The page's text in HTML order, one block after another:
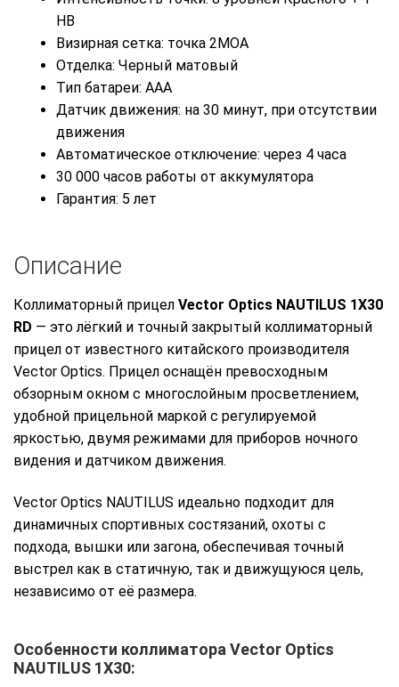
НВ
Визирная сетка: точка 2MOA
Отделка: Черный матовый
Тип батареи: AAA
Датчик движения: на 30 минут, при отсутствии
движения
Автоматическое отключение: через 4 часа
30 000 часов работы от аккумулятора
Гарантия: 5 лет
Описание
Коллиматорный прицел Vector Optics NAUTILUS 1X30
RD — это лёгкий и точный закрытый коллиматорный
прицел от известного китайского производителя
Vector Optics. Прицел оснащён превосходным
обзорным окном с многослойным просветлением,
удобной прицельной маркой с регулируемой
яркостью, двумя режимами для приборов ночного
видения и датчиком движения.
Vector Optics NAUTILUS идеально подходит для
динамичных спортивных состязаний, охоты с
подхода, вышки или загона, обеспечивая точный
выстрел как в статичную, так и движущуюся цель,
независимо от её размера.
Особенности коллиматора Vector Optics
NAUTILUS 1X30: